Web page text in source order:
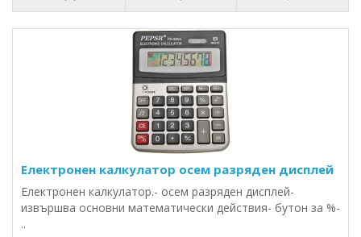
Електронен калкулатор осем разряден дисплей
Електронен калкулатор.- осем разряден дисплей-
извършва основни математически действия- бутон за %-
..